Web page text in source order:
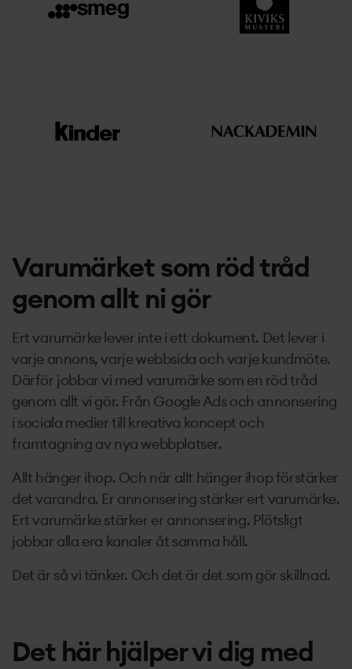
Varumärket som röd tråd
genom allt ni gör
Ert varumärke lever inte i ett dokument. Det lever i
varje annons, varje webbsida och varje kundmöte.
Därför jobbar vi med varumärke som en röd tråd
genom allt vi gör. Från Google Ads och annonsering
i sociala medier till kreativa koncept och
framtagning av nya webbplatser.
Allt hänger ihop. Och när allt hänger ihop förstärker
det varandra. Er annonsering stärker ert varumärke.
Ert varumärke stärker er annonsering. Plötsligt
jobbar alla era kanaler åt samma håll.
Det är så vi tänker. Och det är det som gör skillnad.
Det här hjälper vi dig med